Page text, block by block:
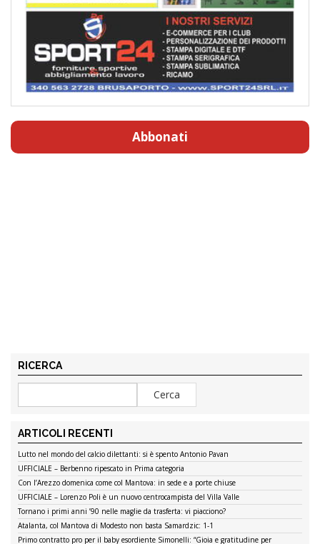
Abbonati
RICERCA
ARTICOLI RECENTI
Lutto nel mondo del calcio dilettanti: si è spento Antonio Pavan
UFFICIALE – Berbenno ripescato in Prima categoria
Con l’Arezzo domenica come col Mantova: in sede e a porte chiuse
UFFICIALE – Lorenzo Poli è un nuovo centrocampista del Villa Valle
Tornano i primi anni ’90 nelle maglie da trasferta: vi piacciono?
Atalanta, col Mantova di Modesto non basta Samardzic: 1-1
Primo contratto pro per il baby esordiente Simonelli: “Gioia e gratitudine per